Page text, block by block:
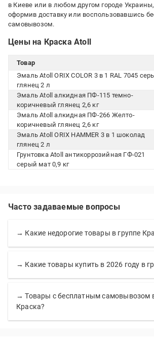
в Киеве или в любом другом городе
оформив доставку или воспользовавшись
самовывозом.
Цены на Краска Atoll
Товар
Эмаль Atoll ORIX COLOR 3 в 1 RAL 7045
глянец 2 л
Эмаль Atoll алкидная ПФ-115 темно-
коричневый глянец 2,6 кг
Эмаль Atoll алкидная ПФ-266 Желто-
коричневый глянец 2,6 кг
Эмаль Atoll ORIX HAMMER 3 в 1 шоколад
глянец 2 л
Грунтовка Atoll антикоррозийная ГФ-021
серый мат 0,9 кг
Часто задаваемые вопросы
→ Какие недорогие товары в группе
→ Какие товары купить в 2026 году в
→ Товары с бесплатным самовывозом
Краска?